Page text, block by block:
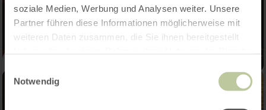
soziale Medien, Werbung und Analysen weiter. Unsere
Partner führen diese Informationen möglicherweise mit
weiteren Daten zusammen, die Sie ihnen bereitgestellt
Notwendig